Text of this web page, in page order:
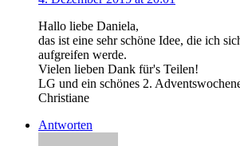
Hallo liebe Daniela,
das ist eine sehr schöne Idee, die ich
aufgreifen werde.
Vielen lieben Dank für's Teilen!
LG und ein schönes 2.
Christiane
Antworten